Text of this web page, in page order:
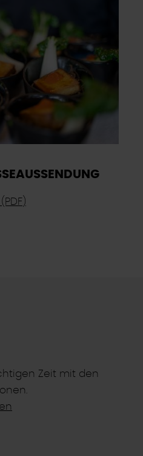
Zeit mit den